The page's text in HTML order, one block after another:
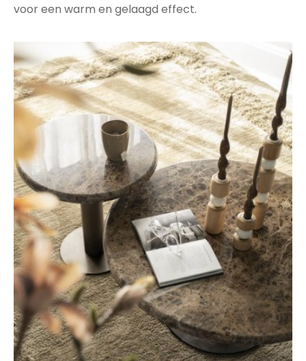
voor een warm en gelaagd effect.